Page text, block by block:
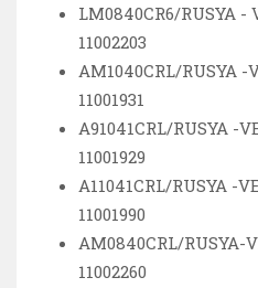
LM0840CR6/RUSYA -
11002203
AM1040CRL/RUSYA -
11001931
A91041CRL/RUSYA -
11001929
A11041CRL/RUSYA -
11001990
AM0840CRL/RUSYA-
11002260